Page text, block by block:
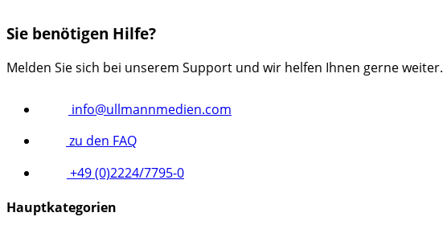
Sie benötigen Hilfe?
Melden Sie sich bei unserem Support und wir helfen Ihnen gerne weiter.
info@ullmannmedien.com
zu den FAQ
+49 (0)2224/7795-0
Hauptkategorien